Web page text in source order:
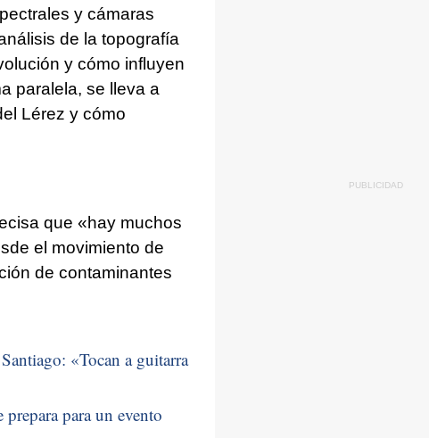
y cámaras
de la topografía
y cómo influyen
paralela, se lleva a
Lérez y cómo
que «hay muchos
el movimiento de
de contaminantes
«Tocan a guitarra
para un evento